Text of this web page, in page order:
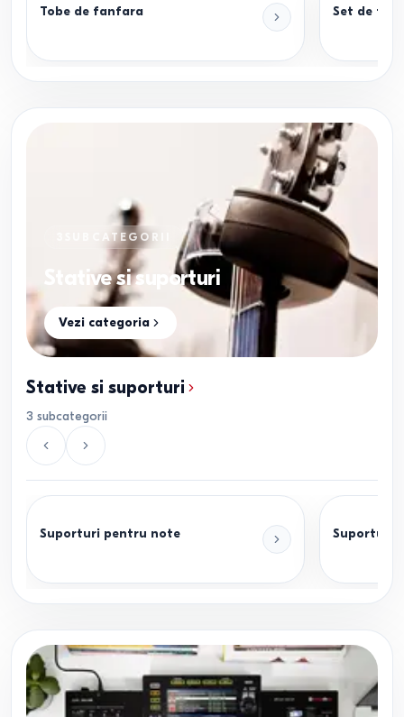
Tobe de fanfara Set de
SUBCATEGORII
Stative si suporturi
Vezi categoria
Stative si suporturi
3 subcategorii
Suporturi pentru note Suporturi